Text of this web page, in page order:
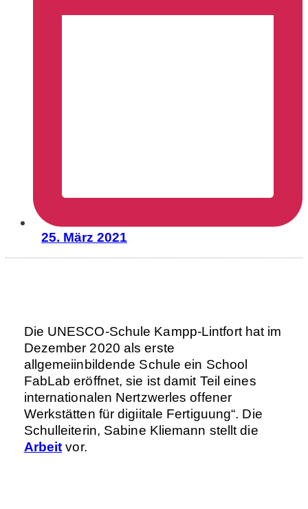
25. März 2021
Die UNESCO-Schule Kampp-Lintfort hat im
Dezember 2020 als erste
allgemeiinbildende Schule ein School
FabLab eröffnet, sie ist damit Teil eines
internationalen Nertzwerles offener
Werkstätten für digiitale Fertiguung“. Die
Schulleiterin, Sabine Kliemann stellt die
Arbeit vor.